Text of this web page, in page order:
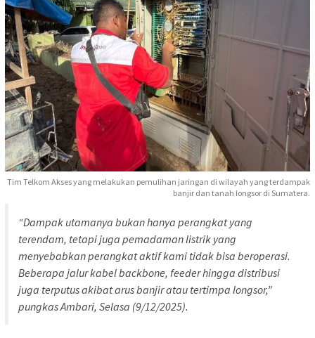
Tim Telkom Akses yang melakukan pemulihan jaringan di wilayah yang terdampak
banjir dan tanah longsor di Sumatera.
“Dampak utamanya bukan hanya perangkat yang
terendam, tetapi juga pemadaman listrik yang
menyebabkan perangkat aktif kami tidak bisa beroperasi.
Beberapa jalur kabelbackbone, feederhingga distribusi
juga terputus akibat arus banjir atau tertimpa longsor,”
pungkas Ambari, Selasa (9/12/2025).